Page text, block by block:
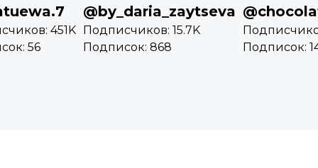
451K
56
@by_daria_zaytseva
Подписчиков: 15.7K
Подписок: 868
Подписок: